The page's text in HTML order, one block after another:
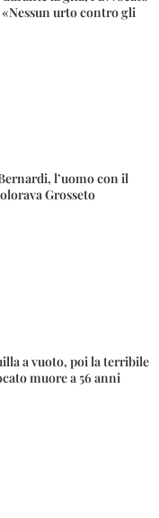
«Nessun urto contro gli
l’uomo con il
Grosseto
a vuoto, poi la terribile
muore a 56 anni